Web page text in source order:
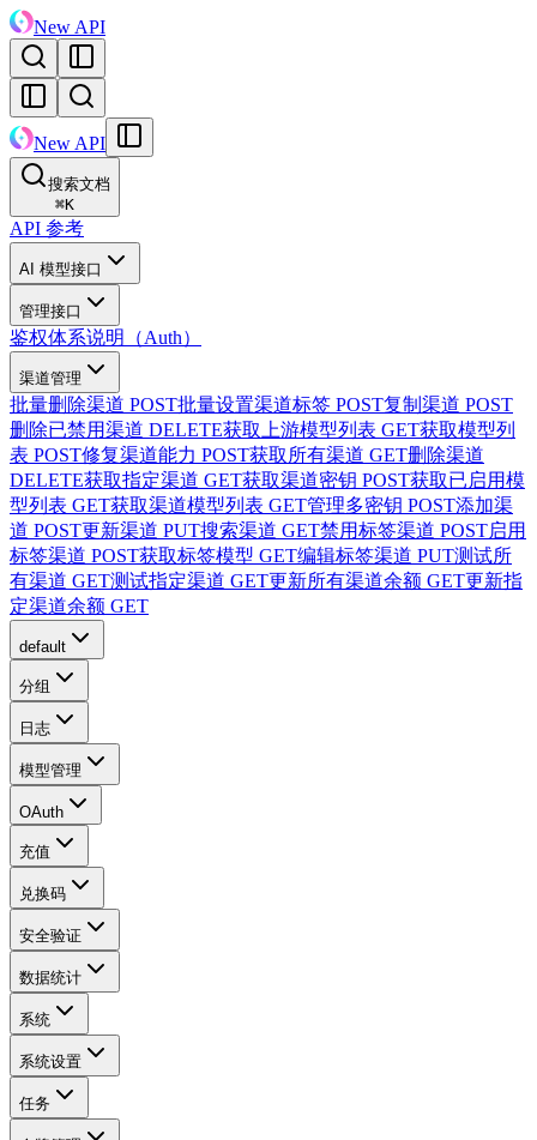
New API
New API
搜索文档
⌘K
API 参考
AI 模型接口
管理接口
鉴权体系说明（Auth）
渠道管理
批量删除渠道 POST批量设置渠道标签 POST复制渠道 POST
删除已禁用渠道 DELETE获取上游模型列表 GET获取模型列
表 POST修复渠道能力 POST获取所有渠道 GET删除渠道
DELETE获取指定渠道 GET获取渠道密钥 POST获取已启用模
型列表 GET获取渠道模型列表 GET管理多密钥 POST添加渠
道 POST更新渠道 PUT搜索渠道 GET禁用标签渠道 POST启用
标签渠道 POST获取标签模型 GET编辑标签渠道 PUT测试所
有渠道 GET测试指定渠道 GET更新所有渠道余额 GET更新指
定渠道余额 GET
default
分组
日志
模型管理
OAuth
充值
兑换码
安全验证
数据统计
系统
系统设置
任务